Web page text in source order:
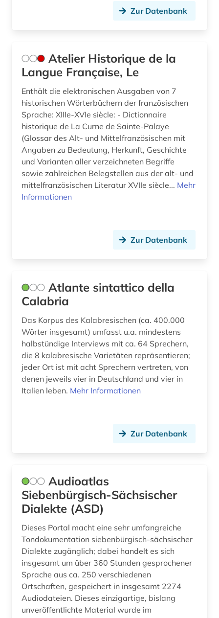
kino (2)
klassische philologie (1)
kognitive linguistik (1)
kollokationswörterbuch (1)
kolonialismus (1)
kommentar (3)
kommunikation (1)
kommunikationswissenschaft (1)
korpus (9)
kreolen (1)
kreolische sprachen (1)
kritik (1)
kritische ausgabe (2)
kunst (5)
kunstgeschichte (4)
kunstmusik (1)
kurzfilm (1)
künstlerdatenbank (1)
ladinisch (1)
Zur Datenbank
Atelier Historique de la
Langue Française, Le
Enthält die elektronischen Ausgaben von 7
historischen Wörterbüchern der französischen
Sprache: XIIIe-XVIe siècle: - Dictionnaire
historique de La Curne de Sainte-Palaye
(Glossar des Alt- und Mittelfranzösischen mit
Angaben zu Bedeutung, Herkunft, Geschichte
und Varianten aller verzeichneten Begriffe
sowie zahlreichen Belegstellen aus der alt- und
mittelfranzösischen Literatur XVIIe siècle... Mehr
Informationen
Zur Datenbank
Atlante sintattico della
Calabria
Das Korpus des Kalabresischen (ca. 400.000
Wörter insgesamt) umfasst u.a. mindestens
halbstündige Interviews mit ca. 64 Sprechern,
die 8 kalabresische Varietäten repräsentieren;
jeder Ort ist mit acht Sprechern vertreten, von
denen jeweils vier in Deutschland und vier in
Italien leben. Mehr Informationen
Zur Datenbank
Audioatlas
Siebenbürgisch-Sächsischer
Dialekte (ASD)
Dieses Portal macht eine sehr umfangreiche
Tondokumentation siebenbürgisch-sächsischer
Dialekte zugänglich; dabei handelt es sich
insgesamt um über 360 Stunden gesprochener
Sprache aus ca. 250 verschiedenen
Ortschaften, gespeichert in insgesamt 2274
Audiodateien. Dieses einzigartige, bislang
unveröffentlichte Material wurde im